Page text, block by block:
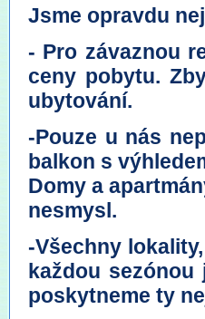
Jsme opravdu
- Pro závaznou
ceny pobytu.
ubytování.
-Pouze u nás
balkon s
Domy a
nesmysl.
-Všechny
každou
poskytneme ty